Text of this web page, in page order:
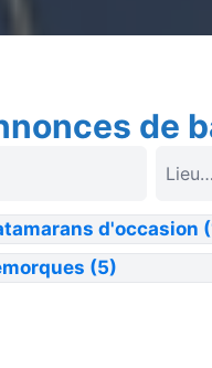
de
d'occasion
(5)